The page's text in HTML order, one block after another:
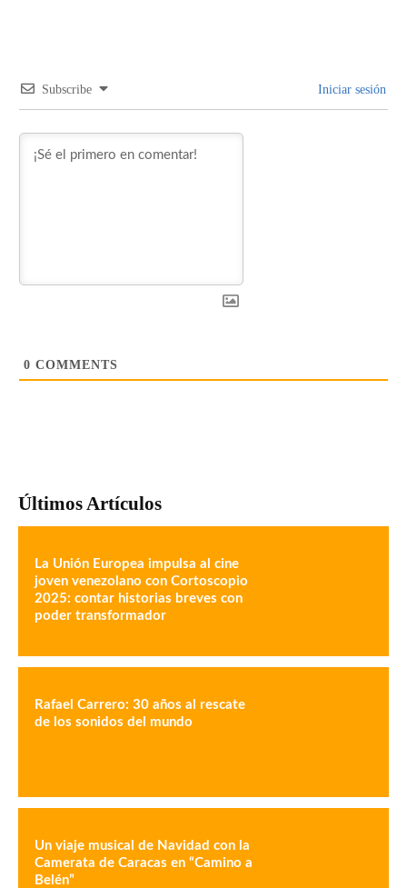
Subscribe Iniciar sesión
0 COMMENTS
Últimos Artículos
La Unión Europea impulsa al cine
joven venezolano con Cortoscopio
2025: contar historias breves con
poder transformador
Rafael Carrero: 30 años al rescate
de los sonidos del mundo
Un viaje musical de Navidad con la
Camerata de Caracas en “Camino a
Belén”